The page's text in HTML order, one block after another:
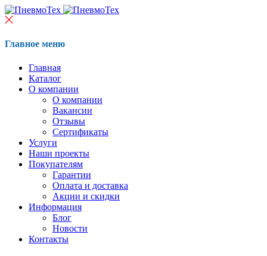
Главное меню
Главная
Каталог
О компании
О компании
Вакансии
Отзывы
Сертификаты
Услуги
Наши проекты
Покупателям
Гарантии
Оплата и доставка
Акции и скидки
Информация
Блог
Новости
Контакты